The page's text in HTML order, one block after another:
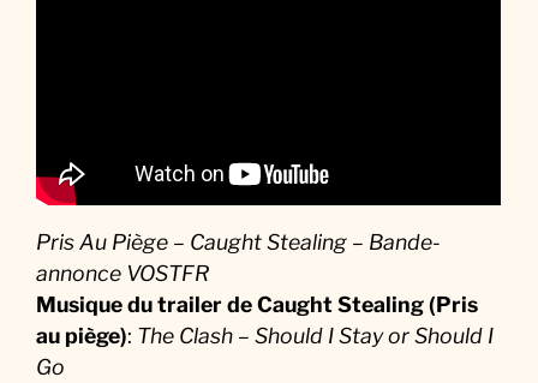
Pris Au Piège – Caught Stealing – Bande-
annonce VOSTFR
Musique du trailer de Caught Stealing (Pris
au piège): The Clash – Should I Stay or Should I
Go